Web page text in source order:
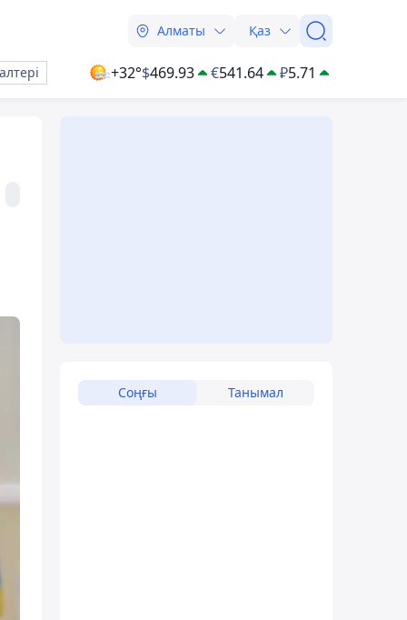
Алматы Қаз
+32°$469.93 €541.64 ₽5.71
Соңғы Танымал